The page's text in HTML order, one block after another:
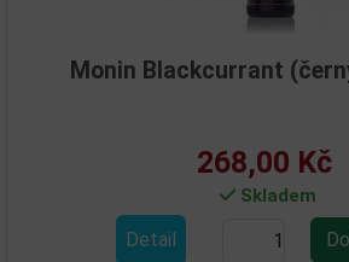
Monin Blackcurrant
268,00 Kč
Skladem
Detail